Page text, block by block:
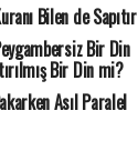
Bilen de Sapıtır
Bir Din
Bir Din mi?
Asıl Paralel